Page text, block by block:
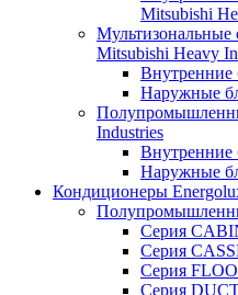
Mitsubishi
Mitsubishi Heavy
Внутренние
Наружные
Industries
Внутренние
Наружные
Кондиционеры
Серия
Серия
Серия
Серия